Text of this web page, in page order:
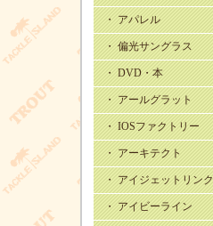
・ アパレル
・ 偏光サングラス
・ DVD・本
・ アールグラット
・ IOSファクトリー
・ アーキテクト
・ アイジェットリンク
・ アイビーライン